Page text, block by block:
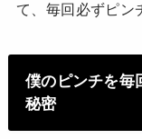
て、毎回必ずピン
僕のピンチを毎
秘密